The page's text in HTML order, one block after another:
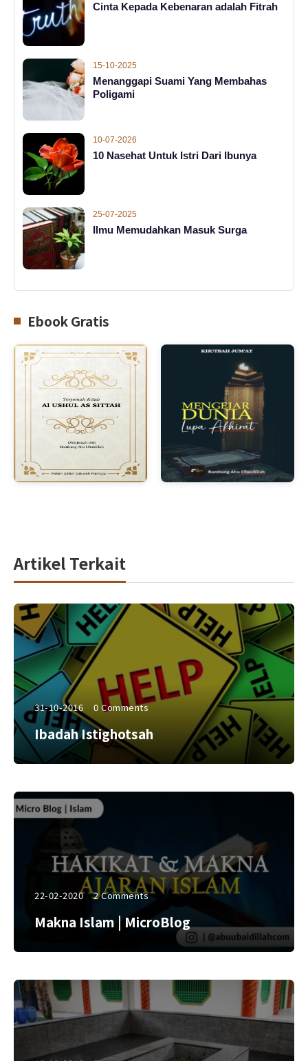
Cinta Kepada Kebenaran adalah Fitrah
15-10-2025
Menanggapi Suami Yang Membahas
Poligami
10-07-2026
10 Nasehat Untuk Istri Dari Ibunya
25-07-2025
Ilmu Memudahkan Masuk Surga
Ebook Gratis
Artikel Terkait
31-10-2016 0 Comments
Ibadah Istighotsah
22-02-2020 2 Comments
Makna Islam | MicroBlog